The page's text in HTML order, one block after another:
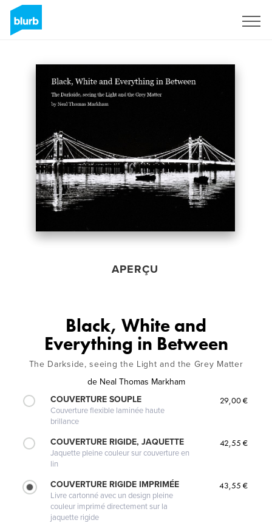
APERÇU
Black, White and
Everything in Between
The Darkside, seeing the Light and the Grey Matter
de Neal Thomas Markham
COUVERTURE SOUPLE
Couverture flexible laminée haute
brillance
29,00 €
COUVERTURE RIGIDE, JAQUETTE
Jaquette pleine couleur sur couverture en
lin
42,55 €
COUVERTURE RIGIDE IMPRIMÉE
Livre cartonné avec un design pleine
couleur imprimé directement sur la
jaquette rigide
43,55 €